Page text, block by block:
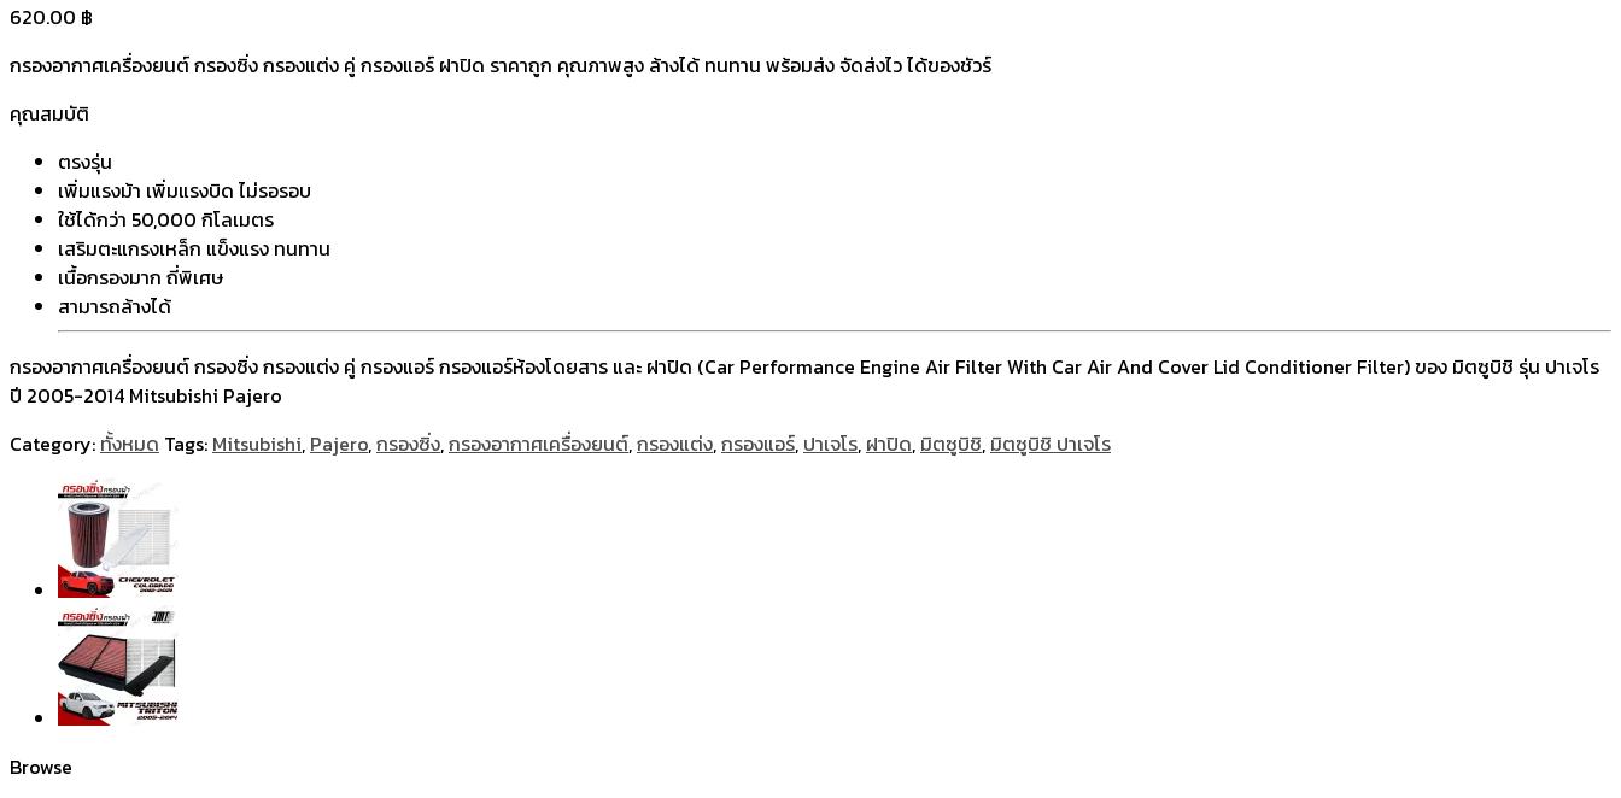
620.00 ฿
กรองอากาศเครื่องยนต์ กรองซิ่ง กรองแต่ง คู่ กรองแอร์ ฝาปิด ราคาถูก คุณภาพสูง ล้างได้ ทนทาน พร้อมส่ง จัดส่งไว ได้ของชัวร์
คุณสมบัติ
ตรงรุ่น
เพิ่มแรงม้า เพิ่มแรงบิด ไม่รอรอบ
ใช้ได้กว่า 50,000 กิโลเมตร
เสริมตะแกรงเหล็ก แข็งแรง ทนทาน
เนื้อกรองมาก ถี่พิเศษ
สามารถล้างได้
กรองอากาศเครื่องยนต์ กรองซิ่ง กรองแต่ง คู่ กรองแอร์ กรองแอร์ห้องโดยสาร และ ฝาปิด (Car Performance Engine Air Filter With Car Air And Cover Lid Conditioner Filter) ของ มิตซูบิชิ รุ่น ปาเจโร
ปี 2005-2014 Mitsubishi Pajero
Category: ทั้งหมด Tags: Mitsubishi, Pajero,กรองซิ่ง,กรองอากาศเครื่องยนต์,กรองแต่ง,กรองแอร์, ปาเจโร, ฝาปิด, มิตซูบิชิ, มิตซูบิชิ ปาเจโร
Browse